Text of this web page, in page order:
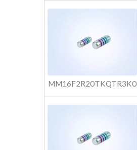
MM16F2R20TKQTR3K0